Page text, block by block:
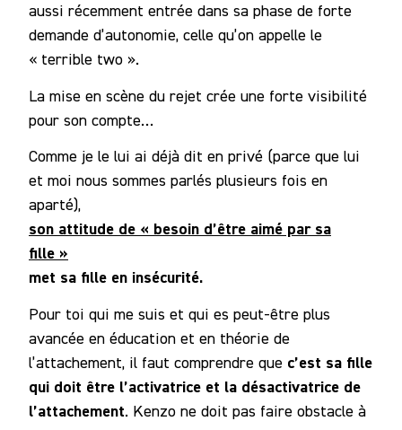
aussi récemment entrée dans sa phase de forte
demande d’autonomie, celle qu’on appelle le
« terrible two ».
La mise en scène du rejet crée une forte visibilité
pour son compte…
Comme je le lui ai déjà dit en privé (parce que lui
et moi nous sommes parlés plusieurs fois en
aparté),
son attitude de « besoin d’être aimé par sa
fille »
met sa fille en insécurité.
Pour toi qui me suis et qui es peut-être plus
avancée en éducation et en théorie de
l’attachement, il faut comprendre que c’est sa fille
qui doit être l’activatrice et la désactivatrice de
l’attachement. Kenzo ne doit pas faire obstacle à